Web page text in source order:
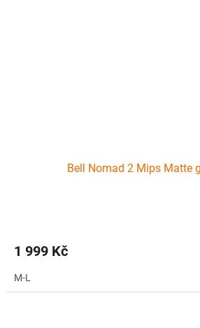
Bell Nomad 2 Mips Matte
1 999 Kč
M-L